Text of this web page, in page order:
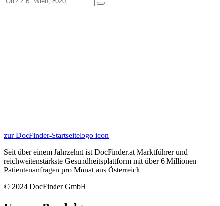
zur DocFinder-Startseitelogo icon
Seit über einem Jahrzehnt ist DocFinder.at Marktführer und
reichweitenstärkste Gesundheitsplattform mit über 6 Millionen
Patientenanfragen pro Monat aus Österreich.
© 2024 DocFinder GmbH